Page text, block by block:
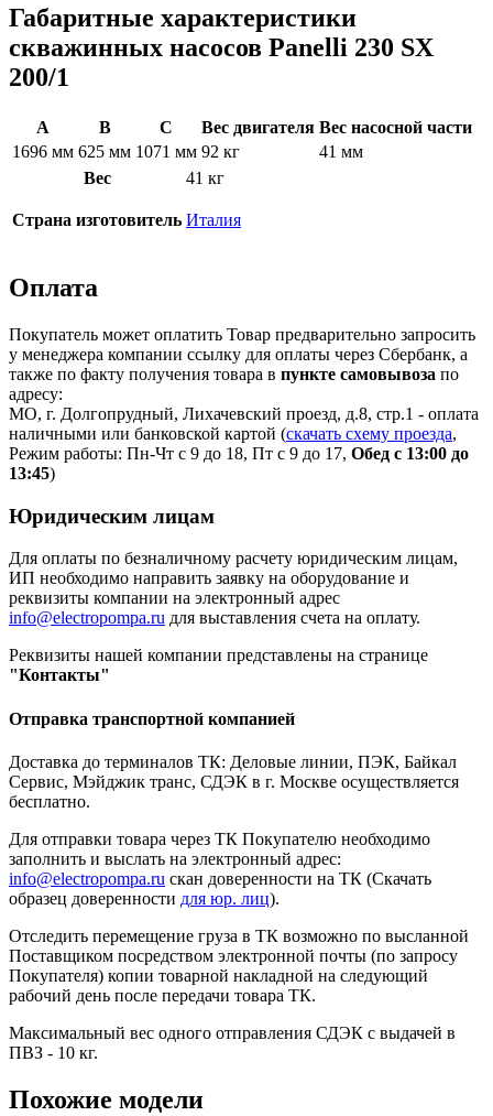
Габаритные характеристики
скважинных насосов Panelli 230 SX
200/1
A B C Вес двигателя Вес насосной части
1696 мм 625 мм 1071 мм 92 кг
41 мм
Вес
41 кг
Страна изготовитель Италия
Оплата
Покупатель может оплатить Товар предварительно запросить
у менеджера компании ссылку для оплаты через Сбербанк, а
также по факту получения товара в пункте самовывоза по
адресу:
МО, г. Долгопрудный, Лихачевский проезд, д.8, стр.1 - оплата
наличными или банковской картой (скачать схему проезда,
Режим работы: Пн-Чт с 9 до 18, Пт с 9 до 17, Обед с 13:00 до
13:45)
Юридическим лицам
Для оплаты по безналичному расчету юридическим лицам,
ИП необходимо направить заявку на оборудование и
реквизиты компании на электронный адрес
info@electropompa.ru для выставления счета на оплату.
Реквизиты нашей компании представлены на странице
"Контакты"
Отправка транспортной компанией
Доставка до терминалов ТК: Деловые линии, ПЭК, Байкал
Сервис, Мэйджик транс, СДЭК в г. Москве осуществляется
бесплатно.
Для отправки товара через ТК Покупателю необходимо
заполнить и выслать на электронный адрес:
info@electropompa.ru скан доверенности на ТК (Скачать
образец доверенности для юр. лиц).
Отследить перемещение груза в ТК возможно по высланной
Поставщиком посредством электронной почты (по запросу
Покупателя) копии товарной накладной на следующий
рабочий день после передачи товара ТК.
Максимальный вес одного отправления СДЭК с выдачей в
ПВЗ - 10 кг.
Похожие модели